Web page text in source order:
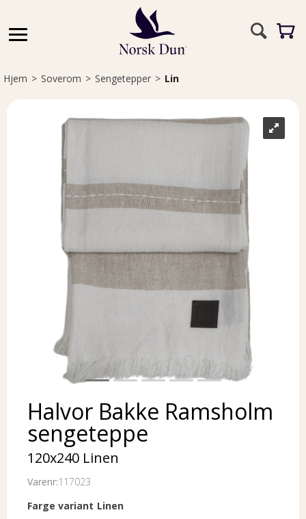
Hjem>Soverom>Sengetepper>Lin
Halvor Bakke Ramsholm
sengeteppe
120x240 Linen
Varenr:117023
Farge variant Linen